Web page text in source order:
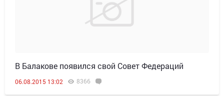
В Балакове появился свой Совет Федераций
06.08.2015 13:02 8366